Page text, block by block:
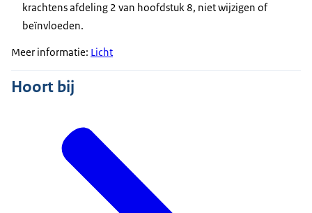
krachtens afdeling 2 van hoofdstuk 8, niet wijzigen of
beïnvloeden.
Meer informatie: Licht
Hoort bij